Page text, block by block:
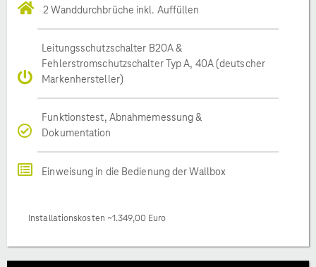
2 Wanddurchbrüche inkl. Auffüllen
Leitungsschutzschalter B20A &
Fehlerstromschutzschalter Typ A, 40A (deutscher
Markenhersteller)
Funktionstest, Abnahmemessung &
Dokumentation
Einweisung in die Bedienung der Wallbox
Installationskosten ~1.349,00 Euro